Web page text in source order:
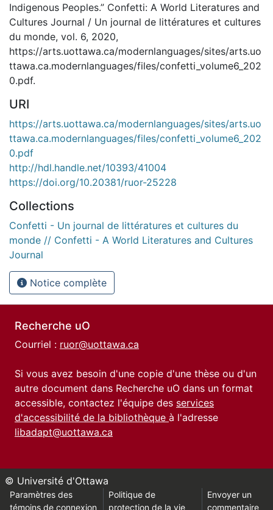
Indigenous Peoples.” Confetti: A World Literatures and
Cultures Journal / Un journal de littératures et cultures
du monde, vol. 6, 2020,
https://arts.uottawa.ca/modernlanguages/sites/arts.uo
ttawa.ca.modernlanguages/files/confetti_volume6_202
0.pdf.
URI
https://arts.uottawa.ca/modernlanguages/sites/arts.uo
ttawa.ca.modernlanguages/files/confetti_volume6_202
0.pdf
http://hdl.handle.net/10393/41004
https://doi.org/10.20381/ruor-25228
Collections
Confetti - Un journal de littératures et cultures du
monde // Confetti - A World Literatures and Cultures
Journal
Notice complète
Recherche uO
Courriel : ruor@uottawa.ca
Si vous avez besoin d'une copie d'une thèse ou d'un
autre document dans Recherche uO dans un format
accessible, contactez l'équipe des services
d'accessibilité de la bibliothèque à l'adresse
libadapt@uottawa.ca
© Université d'Ottawa
Paramètres des
témoins de connexion
Politique de
protection de la vie
Envoyer un
commentaire